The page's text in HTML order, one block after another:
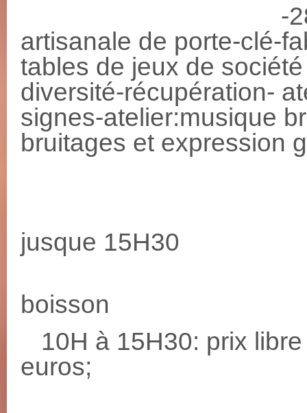
-28 février:
artisanale de porte-clé-
tables de jeux de
diversité-récupération-
signes-atelier:musique
bruitages et expression
jusque 15H30
boisson
10H à 15H30: prix
euros;